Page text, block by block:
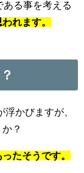
る事を考える
れます。
かびますが、
？
たそうです。